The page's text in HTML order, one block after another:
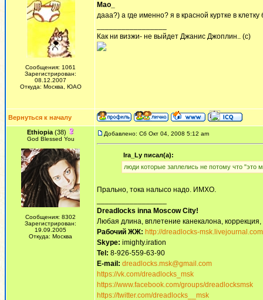
Сообщения: 1061
Зарегистрирован:
08.12.2007
Откуда: Москва, ЮАО
Mao_
дааа?) а где именно? я в красной куртке в
Как ни визжи- не выйдет Джанис Джоплин.. (с)
Вернуться к началу
Ethiopia(38)
God Blessed You
Сообщения: 8302
Зарегистрирован:
19.09.2005
Откуда: Москва
Добавлено: Сб Окт 04, 2008 5:12 am
Ira_Ly писал(а):
люди которые заплелись не потому что "это
Прально, тока налысо надо. ИМХО.
Dreadlocks inna Moscow Сity!
Любая длина, вплетение канекалона,
Рабочий ЖЖ: http://dreadlocks-
Skype: imighty.iration
Tel: 8-926-559-63-90
E-mail: dreadlocks.msk@gmail.com
https://vk.com/dreadlocks_msk
https://www.facebook.com/groups/dreadlocksmsk
https://twitter.com/dreadlocks__msk